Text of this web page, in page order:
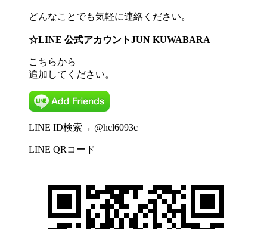
どんなことでも気軽に連絡ください。
☆LINE 公式アカウントJUN KUWABARA
こちらから
追加してください。
LINE ID検索→ @hcl6093c
LINE QRコード